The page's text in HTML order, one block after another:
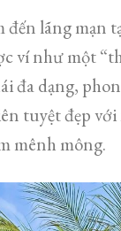
đến lãng mạn
ví như một
đa dạng,
tuyệt đẹp
mênh mông.